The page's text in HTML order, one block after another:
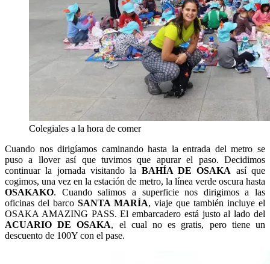
Colegiales a la hora de comer
Cuando nos dirigíamos caminando hasta la entrada del metro se
puso a llover así que tuvimos que apurar el paso. Decidimos
continuar la jornada visitando la BAHÍA DE OSAKA así que
cogimos, una vez en la estación de metro, la línea verde oscura hasta
OSAKAKO. Cuando salimos a superficie nos dirigimos a las
oficinas del barco SANTA MARÍA, viaje que también incluye el
OSAKA AMAZING PASS. El embarcadero está justo al lado del
ACUARIO DE OSAKA, el cual no es gratis, pero tiene un
descuento de 100Y con el pase.